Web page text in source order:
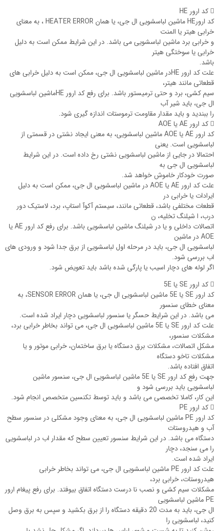
 کد ارور HE
کد ارورHE ماشین لباسشویی ال جی، یا همان HEATER ERROR ، به معنای
خرابی هیتر یا المنت
و خرابی برد ماشین لباسشویی می باشد. در این شرایط ممکن است به دلیل
خرابی یا سوختگی هیتر
باشد.
علت کد ارور HEدر ماشین لباسشویی ال جی، ممکن است به دلیل خرابی های
قطعاتی مانند هیتر،
سیم کشی، برد و حتی ترمیستور باشد. برای رفع کد ارور HEماشین لباسشویی
ال جی، باید شیر آب
را ببندید و باید مقدار مقاومت ترموستات اندازه گیری شود.
 کد ارور AE یا AOE
کد ارور AE یا AOE ماشین لباسشویی، به معنی ایجاد نشتی در قسمتی از
لباسشویی است. یعنی
احتمالا در جایی از ماشین لباسشویی نشتی رخ داده است. در این شرایط
لباسشویی ال جی به
صورت خودکار خاموش خواهد شد.
علت کد ارور AE یا AOE در ماشین لباسشویی ال جی، ممکن است به دلیل
ایرادات یا خرابی در
قطعات مختلفی باشد، قطعاتی مانند، سیستم آکوآ استاپ، برد، لاستیک دور
درب، ا شیلنگ تخلیه، ن
اتصالات داخلی و یا در شیلنگ ماشین لباسشویی باشد. برای رفع کد ارور AE یا
AOE در ماشین
لباسشویی ال جی، باید در مرحله اول لباسشویی از برق جدا شود و ورودی های
اب بررسی شود.
اگر لوله های دچار اسیب یا پارگی شده باشد باید تعویض شود.
 کد ارور SE یا 5E
کد ارور SE یا 5E ماشین لباسشویی ال جی، یا همان SENSOR ERROR، به
معنای خطای سنسور
می باشد. در این شرایط حسگر یا سنسور لباسشویی دچار ایراد شده است.
علت کد ارور SE یا 5E ماشین لباسشویی ال جی، می تواند بخاطر خرابی برد،
مشکلات سنسور،
مشکل اتصالات، مشکلات برق دستگاه یا برق ساختمان، خرابی موتور و یا
مشکلات تاخو دستگاه
اتفاق افتاده باشد.
جهت رفع کد ارور SE یا 5E ماشین لباسشویی ال جی، سنسور ماشین
لباسشویی باید بررسی شود و
این کار، کاملا تخصصی می باشد و باید توسط تکنسین متخصص انجام شود.
 کد ارور PE
کد ارور PE ماشین لباسشویی ال جی، به معنای وجود مشکلی در سنسور سطح
آب و هیدروستات
دستگاه می باشد. در این شرایط سنسور تعیین سطح که مقدار اب در لباسشویی
را می سنجد، دچار
ایراد شده است.
علت کد ارور PE ماشین لباسشویی ال جی، می تواند بخاطر خرابی
هیدروستات، خرابی برد،
مشکلات سیم کشی و نصب نا درست دستگاه اتفاق بیوفتد. برای رفع پیغام ارور
PE ماشین لباسشویی
ال جی، باید به مدت 20 دقیقه دستگاه را از برق بکشید و سپس به برق وصل
کنید، لباسشویی را